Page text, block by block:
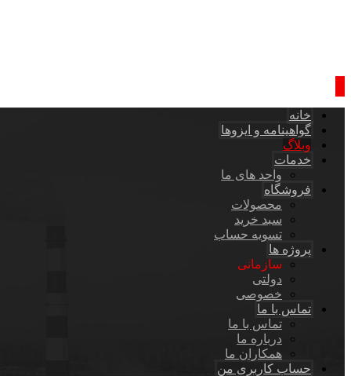
خانه
گواهینامه و ایزوها
وبلاگ
خدمات
واحد های ما
فروشگاه
محصولات
سبد خرید
تسویه حساب
پروژه ها
سازمانی
دولتی
خصوصی
تماس با ما
تماس با ما
درباره ما
همکاران ما
حساب کاربری من